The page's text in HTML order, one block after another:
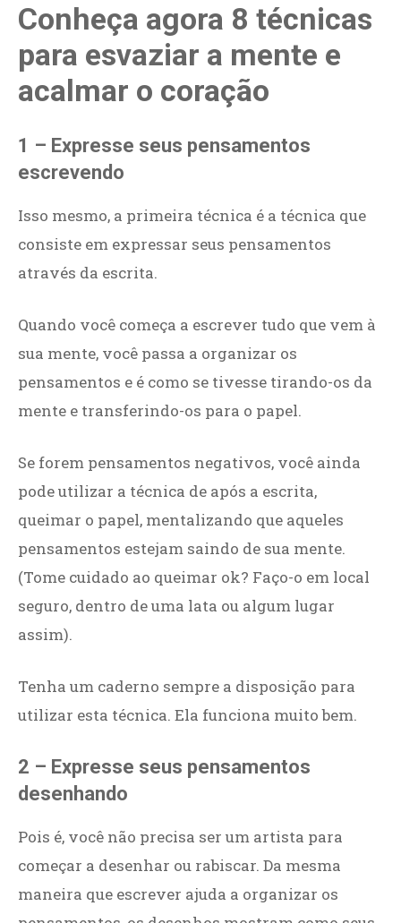
Conheça agora 8 técnicas
para esvaziar a mente e
acalmar o coração
1 – Expresse seus pensamentos
escrevendo
Isso mesmo, a primeira técnica é a técnica que
consiste em expressar seus pensamentos
através da escrita.
Quando você começa a escrever tudo que vem à
sua mente, você passa a organizar os
pensamentos e é como se tivesse tirando-os da
mente e transferindo-os para o papel.
Se forem pensamentos negativos, você ainda
pode utilizar a técnica de após a escrita,
queimar o papel, mentalizando que aqueles
pensamentos estejam saindo de sua mente.
(Tome cuidado ao queimar ok? Faço-o em local
seguro, dentro de uma lata ou algum lugar
assim).
Tenha um caderno sempre a disposição para
utilizar esta técnica. Ela funciona muito bem.
2 – Expresse seus pensamentos
desenhando
Pois é, você não precisa ser um artista para
começar a desenhar ou rabiscar. Da mesma
maneira que escrever ajuda a organizar os